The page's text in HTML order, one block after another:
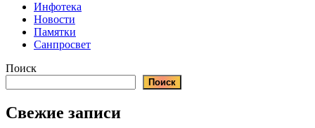
Инфотека
Новости
Памятки
Санпросвет
Поиск
Поиск
Свежие записи